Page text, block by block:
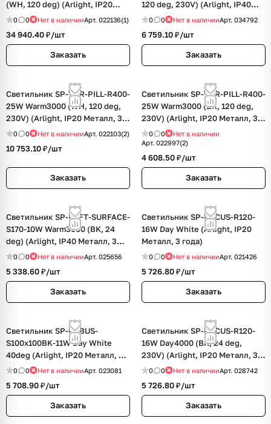
(WH, 120 deg) (Arlight, IP20
Металл, 3 года)
0 0 Нет в наличииАрт. 022136(1)
34 940.40 ₽/шт
Заказать
120 deg, 230V) (Arlight, IP40
Металл, 3 года)
0 0 Нет в наличииАрт. 034792
6 759.10 ₽/шт
Заказать
Светильник SP-TOR-PILL-R400-
25W Warm3000 (WH, 120 deg,
230V) (Arlight, IP20 Металл, 3
года)
0 0 Нет в наличииАрт. 022103(2)
10 753.10 ₽/шт
Заказать
Светильник SP-TOR-PILL-R400-
25W Warm3000 (BK, 120 deg,
230V) (Arlight, IP20 Металл, 3
года)
0 0
Нет в наличии
Арт. 022997(2)
4 608.50 ₽/шт
Заказать
Светильник SP-LOFT-SURFACE-
S170-10W Warm3000 (BK, 24
deg) (Arlight, IP40 Металл, 3
года)
0 0 Нет в наличииАрт. 025656
5 338.60 ₽/шт
Заказать
Светильник SP-FOCUS-R120-
16W Day White (Arlight, IP20
Металл, 3 года)
0 0 Нет в наличииАрт. 021426
5 726.80 ₽/шт
Заказать
Светильник SP-CUBUS-
S100x100BK-11W Day White
40deg (Arlight, IP20 Металл, 3
года)
0 0 Нет в наличииАрт. 023081
5 708.90 ₽/шт
Заказать
Светильник SP-FOCUS-R120-
16W Day4000 (BK, 24 deg,
230V) (Arlight, IP20 Металл, 3
года)
0 0 Нет в наличииАрт. 028742
5 726.80 ₽/шт
Заказать